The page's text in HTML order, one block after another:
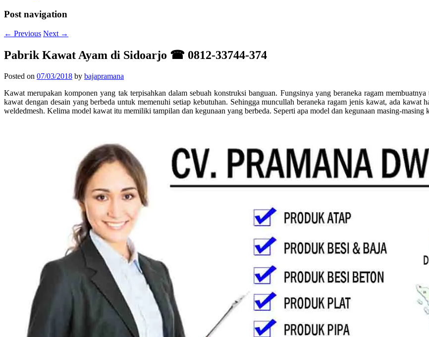
Post navigation
← Previous Next →
Pabrik Kawat Ayam di Sidoarjo ☎ 0812-33744-374
Posted on 07/03/2018 by bajapramana
Kawat merupakan komponen yang tak terpisahkan dalam sebuah konstruksi banguan. Fungsinya yang beraneka ragam
kawat dengan desain yang berbeda untuk memenuhi setiap kebutuhan. Sehingga muncullah beraneka ragam jenis kawat, ada
weldedmesh. Kelima model kawat itu memiliki tampilan dan kegunaan yang berbeda. Seperti apa model dan kegunaan masing-masing